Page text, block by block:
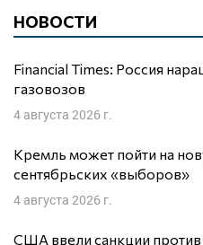
НОВОСТИ
Financial Times: Россия
газовозов
4 августа 2026 г.
Кремль может пойти на
сентябрьских «выборов»
4 августа 2026 г.
США ввели санкции